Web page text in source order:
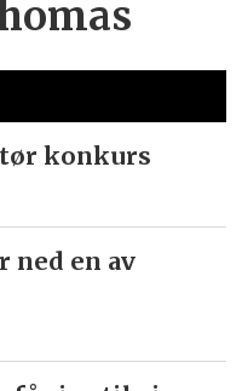
konkurs
ned en av